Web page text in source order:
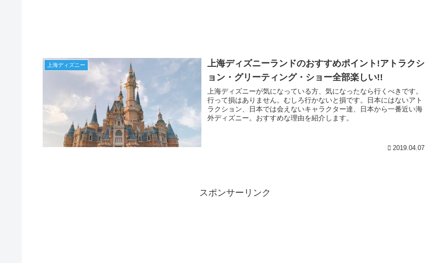
上海ディズニー
上海ディズニーランドのおすすめポイント!アトラクシ
ョン・グリーティング・ショー全部楽しい!!
上海ディズニーが気になっている方、気になったなら行くべきです。
行って損はありません。むしろ行かないと損です。日本にはないアト
ラクション、日本では会えないキャラクター達、日本から一番近い海
外ディズニー。おすすめな理由を紹介します。
2019.04.07
スポンサーリンク